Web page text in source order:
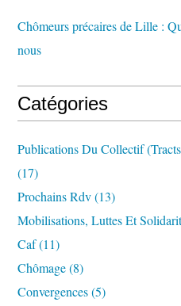
Chômeurs précaires de Lille :
nous
Catégories
Publications Du Collectif
(17)
Prochains Rdv(13)
Mobilisations, Luttes Et
Caf(11)
Chômage(8)
Convergences(5)